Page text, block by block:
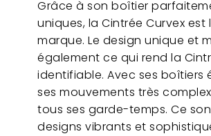
Grâce à son boîtier
uniques, la Cintrée Curvex
marque. Le design unique et
également ce qui rend la
identifiable. Avec ses
ses mouvements très
tous ses garde-temps. Ce
designs vibrants et